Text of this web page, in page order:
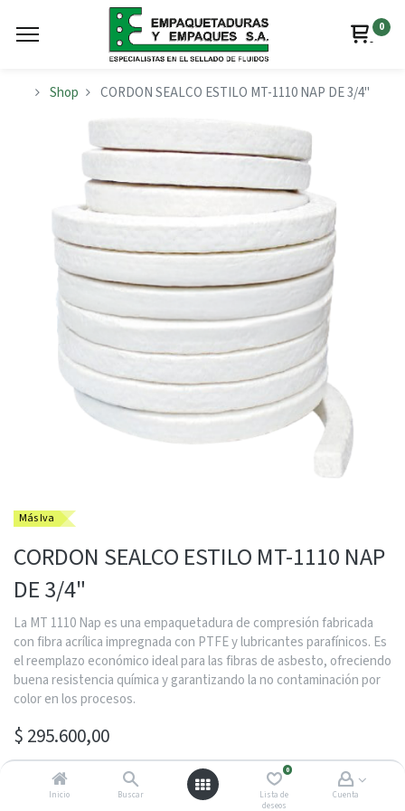
Inicio Buscar
0
Lista de
deseos
Cuenta
0
Shop CORDON SEALCO ESTILO MT-1110 NAP DE 3/4"
Más Iva
CORDON SEALCO ESTILO MT-1110 NAP
DE 3/4"
La MT 1110 Nap es una empaquetadura de compresión fabricada
con fibra acrílica impregnada con PTFE y lubricantes parafínicos. Es
el reemplazo económico ideal para las fibras de asbesto, ofreciendo
buena resistencia química y garantizando la no contaminación por
color en los procesos.
$ 295.600,00
Contactarme con un asesor